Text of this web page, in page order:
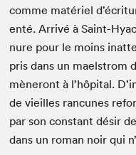
comme matériel
en­té. Arrivé à Saint-
nure pour le moins
pris dans un mael­strom
mèneront à l’hôpi­tal.
de vieilles ran­cunes
par son con­stant désir
dans un roman noir qui